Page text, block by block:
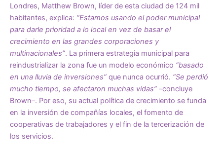
Londres, Matthew Brown, líder de esta ciudad de 124 mil
habitantes, explica: “Estamos usando el poder municipal
para darle prioridad a lo local en vez de basar el
crecimiento en las grandes corporaciones y
multinacionales”. La primera estrategia municipal para
reindustrializar la zona fue un modelo económico “basado
en una lluvia de inversiones” que nunca ocurrió. “Se perdió
mucho tiempo, se afectaron muchas vidas” –concluye
Brown–. Por eso, su actual política de crecimiento se funda
en la inversión de compañías locales, el fomento de
cooperativas de trabajadores y el fin de la tercerización de
los servicios.